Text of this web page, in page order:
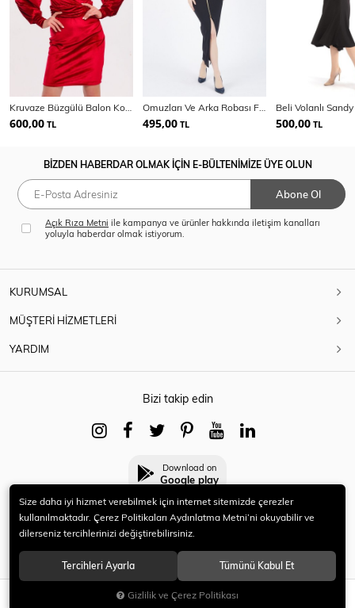
SEPETE EKLE
600,00 TL 495,00 TL 500,00 TL
BİZDEN HABERDAR OLMAK İÇİN E-BÜLTENİMİZE ÜYE OLUN
Abone Ol
Açık Rıza Metni ile kampanya ve ürünler hakkında iletişim kanalları
yoluyla haberdar olmak istiyorum.
KURUMSAL
MÜŞTERİ HİZMETLERİ
YARDIM
Bizi takip edin
Download on
Google play
© 2021 HERYENİ. Tüm hakları saklıdır.
Size daha iyi hizmet verebilmek için internet sitemizde çerezler
kullanılmaktadır. Çerez Politikaları Aydınlatma Metni’ni okuyabilir ve
dilerseniz tercihlerinizi değiştirebilirsiniz.
Tercihleri Ayarla Tümünü Kabul Et
Gizlilik ve Çerez Politikası